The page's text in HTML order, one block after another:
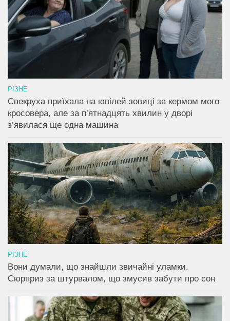
РІЗНЕ
Свекруха приїхала на ювілей зовиці за кермом мого
кросовера, але за п’ятнадцять хвилин у дворі
з’явилася ще одна машина
РІЗНЕ
Вони думали, що знайшли звичайні уламки.
Сюрприз за штурвалом, що змусив забути про сон